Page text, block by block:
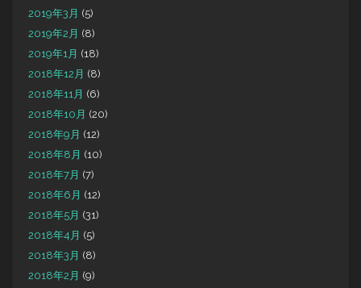
2019年3月 (5)
2019年2月 (8)
2019年1月 (18)
2018年12月 (8)
2018年11月 (6)
2018年10月 (20)
2018年9月 (12)
2018年8月 (10)
2018年7月 (7)
2018年6月 (12)
2018年5月 (31)
2018年4月 (5)
2018年3月 (8)
2018年2月 (9)